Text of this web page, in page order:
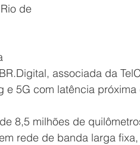
de
associada da
e 5G com latência próxima
8,5 milhões de
rede de banda larga